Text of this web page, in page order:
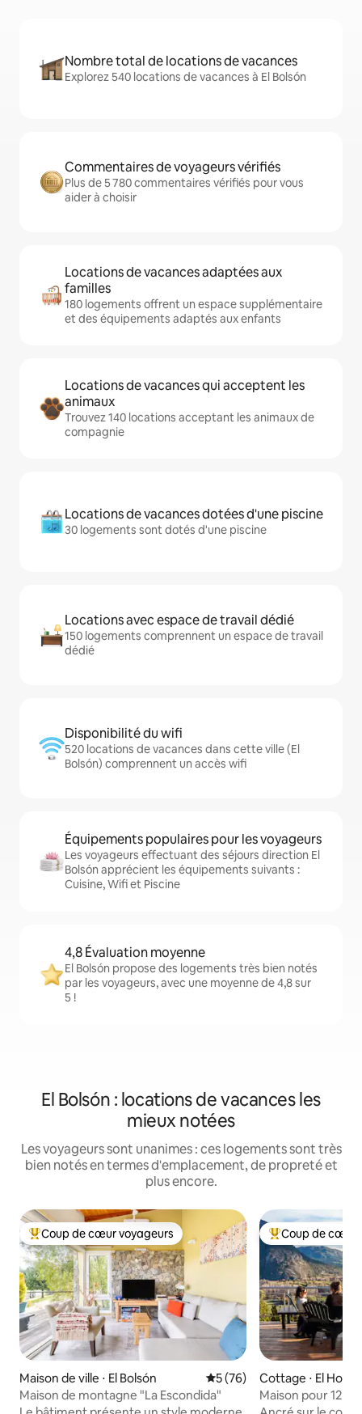
Nombre total de locations de vacances
Explorez 540 locations de vacances à El Bolsón
Commentaires de voyageurs vérifiés
Plus de 5 780 commentaires vérifiés pour vous
aider à choisir
Locations de vacances adaptées aux
familles
180 logements offrent un espace supplémentaire
et des équipements adaptés aux enfants
Locations de vacances qui acceptent les
animaux
Trouvez 140 locations acceptant les animaux de
compagnie
Locations de vacances dotées d'une piscine
30 logements sont dotés d'une piscine
Locations avec espace de travail dédié
150 logements comprennent un espace de travail
dédié
Disponibilité du wifi
520 locations de vacances dans cette ville (El
Bolsón) comprennent un accès wifi
Équipements populaires pour les voyageurs
Les voyageurs effectuant des séjours direction El
Bolsón apprécient les équipements suivants :
Cuisine, Wifi et Piscine
4,8 Évaluation moyenne
El Bolsón propose des logements très bien notés
par les voyageurs, avec une moyenne de 4,8 sur
5 !
El Bolsón : locations de vacances les
mieux notées
Les voyageurs sont unanimes : ces logements sont très
bien notés en termes d'emplacement, de propreté et
plus encore.
Coups de cœur voyageurs les plus appréciés
Coup de cœur voyageurs
Maison de ville ⋅ El Bolsón Évaluation moyenne sur la
5 (76)
Maison de montagne "La Escondida"
Coups de cœur
Coup de cœur
Cottage ⋅ El Hoyo
Maison pour 12
vallée – Proche